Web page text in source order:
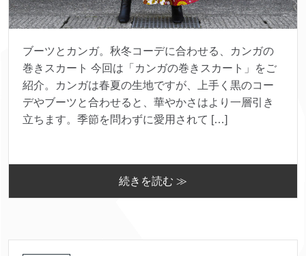
ブーツとカンガ。秋冬コーデに合わせる、カンガの
巻きスカート 今回は「カンガの巻きスカート」をご
紹介。カンガは春夏の生地ですが、上手く黒のコー
デやブーツと合わせると、華やかさはより一層引き
立ちます。季節を問わずに愛用されて […]
続きを読む ≫